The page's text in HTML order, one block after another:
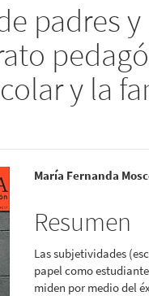
padres
y la
Contenido
principal
del
artículo
María Fernanda
Resumen
Las subjetividades
papel como
miden por medio del